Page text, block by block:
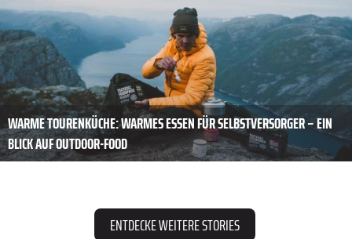
WARME TOURENKÜCHE: WARMES ESSEN FÜR SELBSTVERSORGER – EIN
BLICK AUF OUTDOOR-FOOD
ENTDECKE WEITERE STORIES